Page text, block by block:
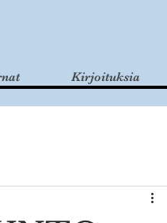
Kirjoituksia